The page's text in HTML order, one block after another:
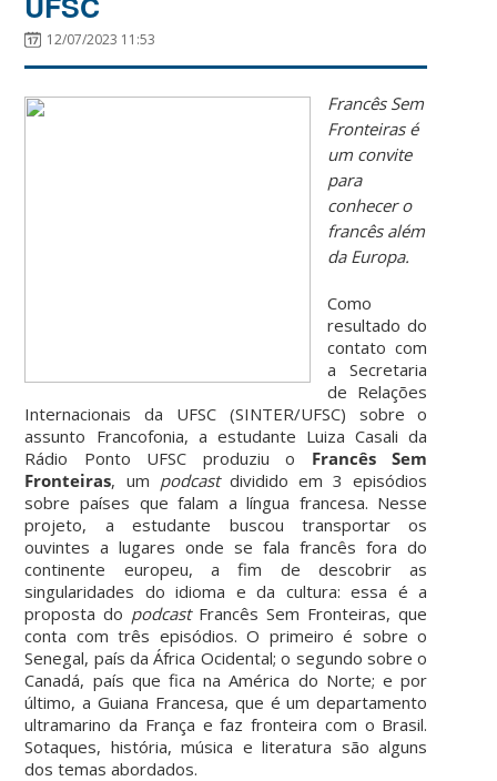
12/07/2023 11:53
Francês Sem
Fronteiras é
um convite
para
conhecer o
francês além
da Europa.
Como
resultado do
contato com
a Secretaria
de Relações
Internacionais da UFSC (SINTER/UFSC) sobre o
assunto Francofonia, a estudante Luiza Casali da
Rádio Ponto UFSC produziu o Francês Sem
Fronteiras, um podcastdividido em 3 episódios
sobre países que falam a língua francesa. Nesse
projeto, a estudante buscou transportar os
ouvintes a lugares onde se fala francês fora do
continente europeu, a fim de descobrir as
singularidades do idioma e da cultura: essa é a
proposta do podcast Francês Sem Fronteiras, que
conta com três episódios. O primeiro é sobre o
Senegal, país da África Ocidental; o segundo sobre o
Canadá, país que fica na América do Norte; e por
último, a Guiana Francesa, que é um departamento
ultramarino da França e faz fronteira com o Brasil.
Sotaques, história, música e literatura são alguns
dos temas abordados.